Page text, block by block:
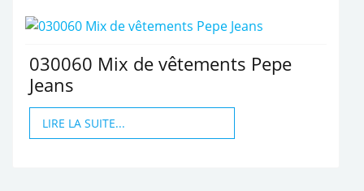
030060 Mix de vêtements Pepe
Jeans
LIRE LA SUITE...